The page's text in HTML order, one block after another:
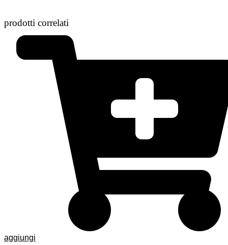
prodotti correlati
aggiungi